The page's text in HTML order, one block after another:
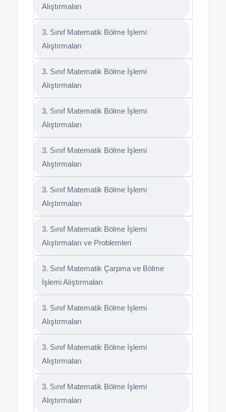
Alıştırmaları
3. Sınıf Matematik Bölme İşlemi
Alıştırmaları
3. Sınıf Matematik Bölme İşlemi
Alıştırmaları
3. Sınıf Matematik Bölme İşlemi
Alıştırmaları
3. Sınıf Matematik Bölme İşlemi
Alıştırmaları
3. Sınıf Matematik Bölme İşlemi
Alıştırmaları
3. Sınıf Matematik Bölme İşlemi
Alıştırmaları ve Problemleri
3. Sınıf Matematik Çarpma ve Bölme
İşlemi Alıştırmaları
3. Sınıf Matematik Bölme İşlemi
Alıştırmaları
3. Sınıf Matematik Bölme İşlemi
Alıştırmaları
3. Sınıf Matematik Bölme İşlemi
Alıştırmaları